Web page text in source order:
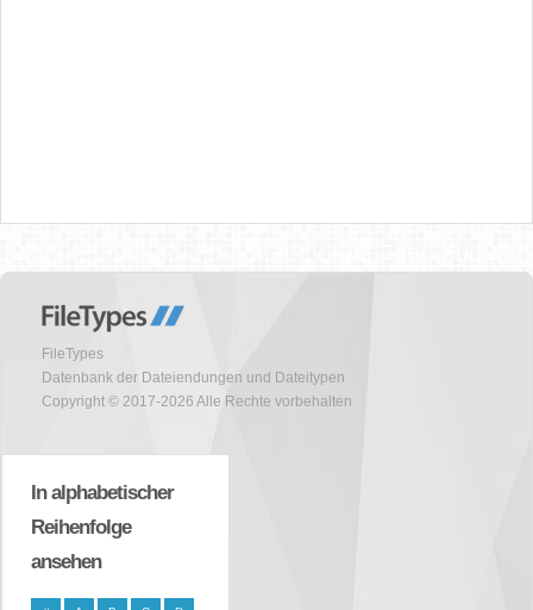
FileTypes
Datenbank der Dateiendungen und Dateitypen
Copyright © 2017-2026 Alle Rechte vorbehalten
In alphabetischer
Reihenfolge
ansehen